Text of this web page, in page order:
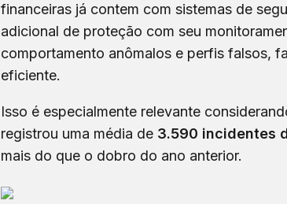
financeiras já contem com sistemas de
adicional de proteção com seu
comportamento anômalos e perfis falsos,
eficiente.
Isso é especialmente relevante
registrou uma média de 3.590 incidentes
mais do que o dobro do ano anterior.